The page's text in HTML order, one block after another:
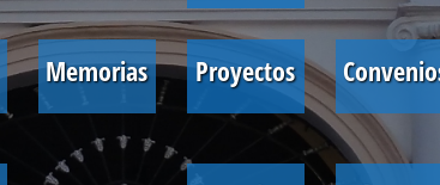
Memorias Proyectos